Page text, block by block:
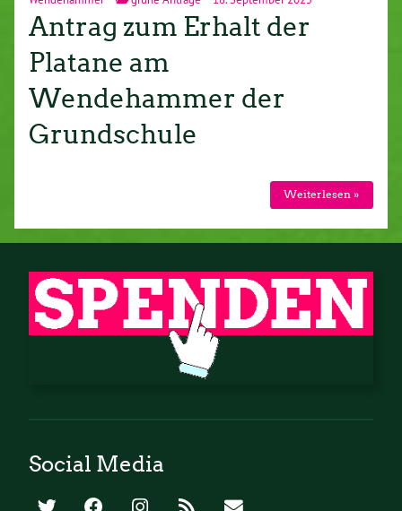
Antrag zum Erhalt der
Platane am
Wendehammer der
Grundschule
Weiterlesen »
Social Media